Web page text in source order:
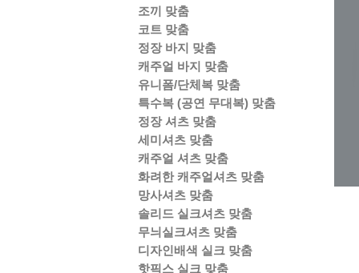
조끼 맞춤
코트 맞춤
정장 바지 맞춤
캐주얼 바지 맞춤
유니폼/단체복 맞춤
특수복 (공연 무대복) 맞춤
정장 셔츠 맞춤
세미셔츠 맞춤
캐주얼 셔츠 맞춤
화려한 캐주얼셔츠 맞춤
망사셔츠 맞춤
솔리드 실크셔츠 맞춤
무늬실크셔츠 맞춤
디자인배색 실크 맞춤
핫픽스 실크 맞춤